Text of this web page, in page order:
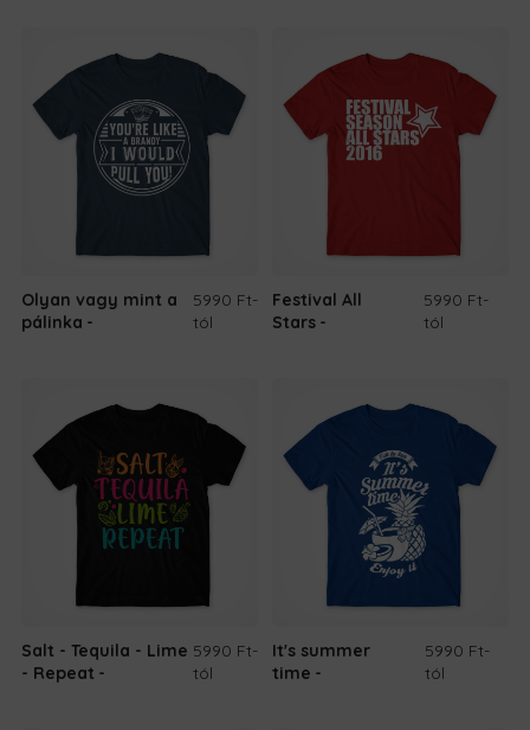
Olyan vagy mint a
pálinka
5990 Ft-
tól
Festival All
Stars
5990 Ft-
tól
Salt - Tequila - Lime
- Repeat
5990 Ft-
tól
It's summer
time
5990 Ft-
tól